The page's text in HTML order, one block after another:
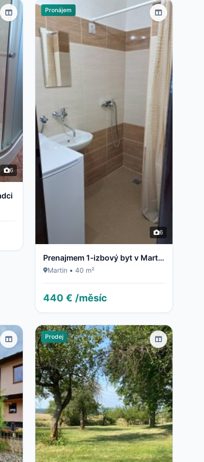
6
Pronájem
6
Prenajmem 1-izbový byt v Martine, časť Podháj
Martin • 40 m²
440 € /měsíc
Prodej